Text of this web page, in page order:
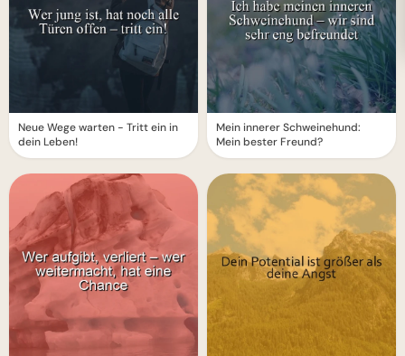
Neue Wege warten - Tritt ein in
dein Leben!
Mein innerer Schweinehund:
Mein bester Freund?